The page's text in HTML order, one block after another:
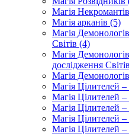
Магія
Магія арканів (5)
Магія
Світів (4)
Магія
дослідження
Магія
Магія Цілителей
Магія Цілителей
Магія Цілителей –
Магія Цілителей
Магія Цілителей –